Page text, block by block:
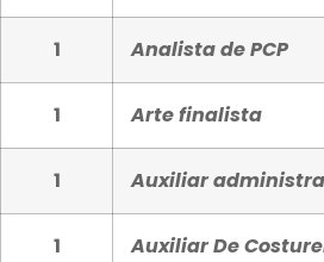
1 Analista de PCP
1 Arte finalista
1 Auxiliar
1 Auxiliar De